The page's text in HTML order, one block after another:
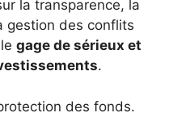
la transparence, la
gestion des conflits
gage de sérieux et
.
des fonds.